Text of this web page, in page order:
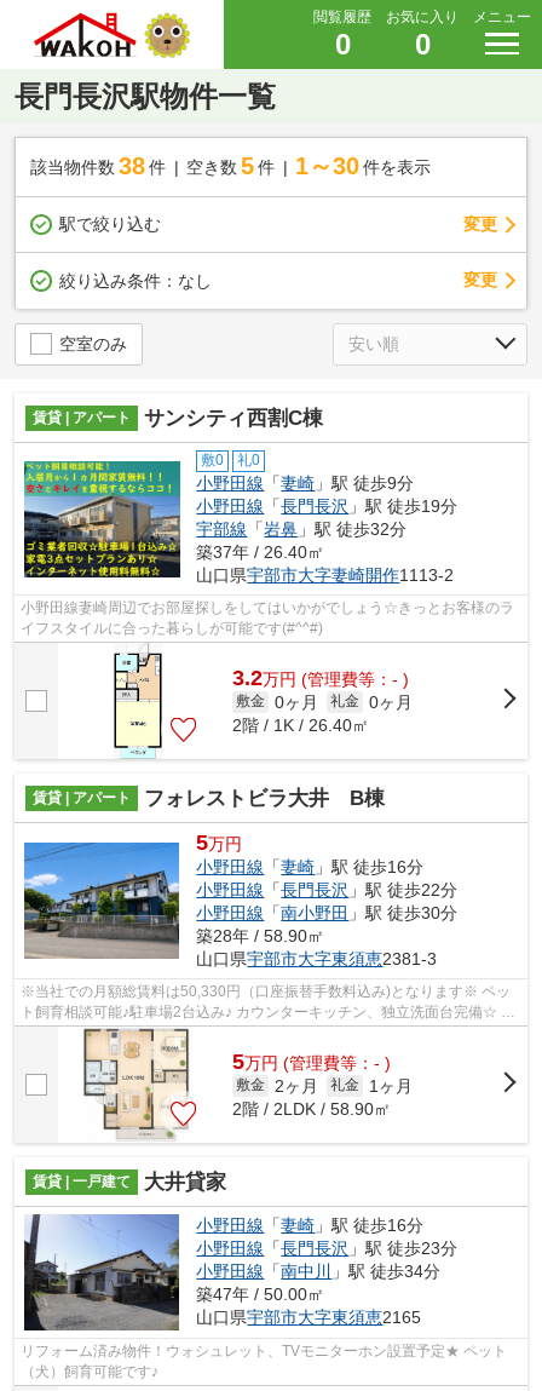
閲覧履歴
0
お気に入り
0
メニュー
長門長沢駅物件一覧
該当物件数 38件 空き数 5 件 1～30 件を表示
駅で絞り込む 変更
絞り込み条件： なし 変更
空室のみ
賃貸 | アパート サンシティ西割C棟
敷0 礼0
小野田線 「妻崎 」駅 徒歩9分
小野田線 「長門長沢 」駅 徒歩19分
宇部線 「岩鼻 」駅 徒歩32分
築37年 / 26.40㎡
山口県宇部市大字妻崎開作1113-2
小野田線妻崎周辺でお部屋探しをしてはいかがでしょう☆きっとお客様のラ
イフスタイルに合った暮らしが可能です(#^^#)
3.2万円 (管理費等：- )
敷金 0ヶ月 礼金 0ヶ月
2階 / 1K / 26.40㎡
賃貸 | アパート フォレストビラ大井 B棟
5万円
小野田線 「妻崎 」駅 徒歩16分
小野田線 「長門長沢 」駅 徒歩22分
小野田線 「南小野田 」駅 徒歩30分
築28年 / 58.90㎡
山口県宇部市大字東須恵2381-3
※当社での月額総賃料は50,330円（口座振替手数料込み)となります※ ペッ
ト飼育相談可能♪駐車場2台込み♪ カウンターキッチン、独立洗面台完備☆ 即
入居、ご内覧可能の物件となっておりま...
5万円 (管理費等：- )
敷金 2ヶ月 礼金
1ヶ月
2階 / 2LDK / 58.90㎡
賃貸 | 一戸建て 大井貸家
小野田線 「妻崎 」駅 徒歩16分
小野田線 「長門長沢 」駅 徒歩23分
小野田線 「南中川
」駅 徒歩34分
築47年 / 50.00㎡
山口県宇部市大字東須恵2165
リフォーム済み物件！ウォシュレット、TVモニターホン設置予定★ ペット
（犬）飼育可能です♪